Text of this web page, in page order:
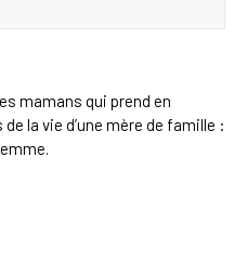
mamans qui prend en
la vie d’une mère de famille :